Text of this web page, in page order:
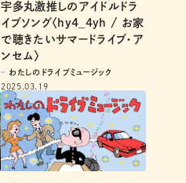
宇多丸激推しのアイドルドラ
イブソング〈hy4_4yh / お家
で聴きたいサマードライブ・ア
ンセム〉
わたしのドライブミュージック
2025.03.19